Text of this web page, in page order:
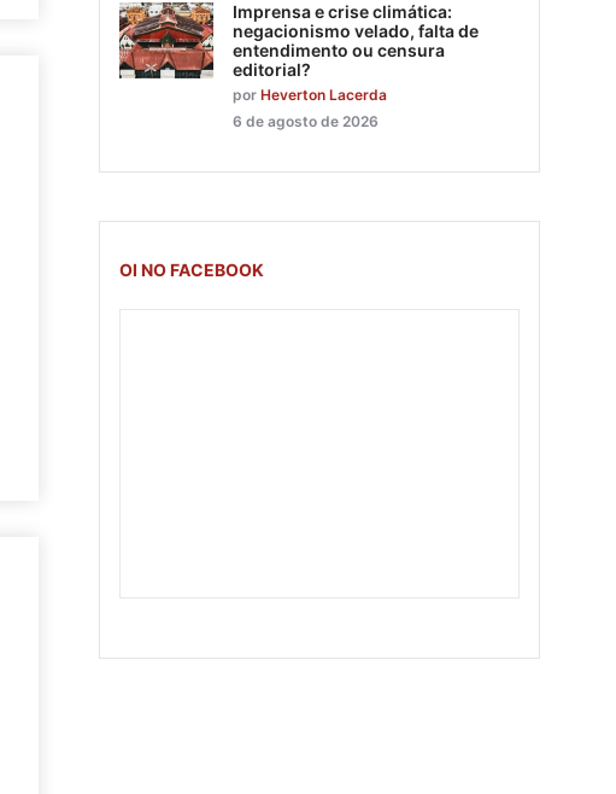
Imprensa e crise climática:
negacionismo velado, falta de
entendimento ou censura
editorial?
por Heverton Lacerda
6 de agosto de 2026
OI NO FACEBOOK